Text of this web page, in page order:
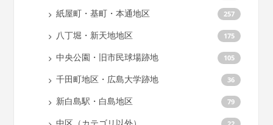
紙屋町・基町・本通地区 257
八丁堀・新天地地区 175
中央公園・旧市民球場跡地 105
千田町地区・広島大学跡地 36
新白島駅・白島地区 79